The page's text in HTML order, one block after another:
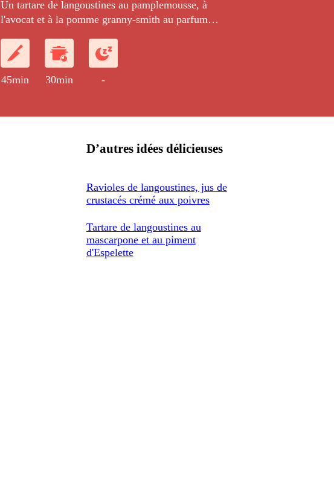
Un tartare de langoustines au pamplemousse, à
l'avocat et à la pomme granny-smith au parfum
four, le tout servi avec une vinaigrette de fumet de
carapaces réduit et d'huile d'olive.
45min
30min -
D’autres idées délicieuses
Ravioles de langoustines, jus de
crustacés crémé aux poivres
Tartare de langoustines au
mascarpone et au piment
d'Espelette